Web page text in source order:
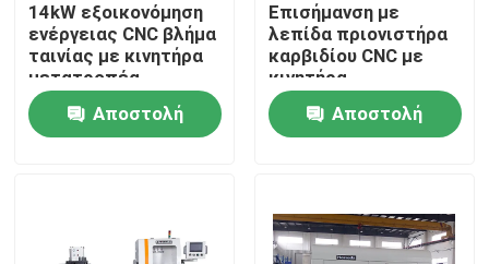
Σπίτι
14kW εξοικονόμηση
ενέργειας CNC βλήμα
ταινίας με κινητήρα
μετατροπέα
Αποστολή
Επισήμανση με
λεπίδα πριονιστήρα
καρβιδίου CNC με
κινητήρα
μετατροπέα
εξοικονόμησης
ενέργειας
Αποστολή